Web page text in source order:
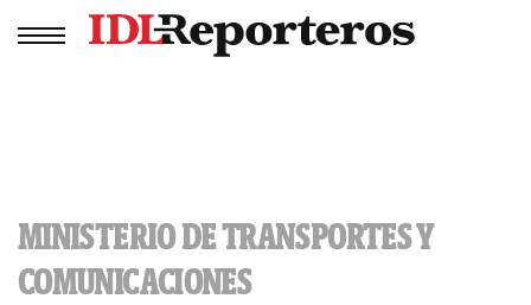
MINISTERIO DE TRANSPORTES Y
COMUNICACIONES